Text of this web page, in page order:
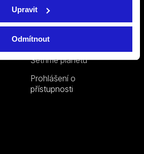
Upravit
Odmítnout
Satelitní TV
údajů
Šetříme planetu
Prohlášení o
přístupnosti